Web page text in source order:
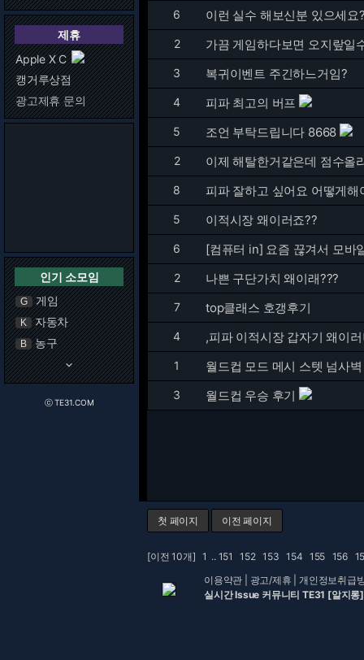
제휴
Apple X C
캥거루상점
광고제휴 문의
인기 소모임
G 게임
K 자동차
B 농구
keyboard_arrow_down
ⓒ TE31.COM
6 이런 실수 해보신분 있으세요
2 가끔 게임하다보면 오지랖일
3 복귀이벤트 주긴하느거임?
4 피파 최고의 버프
5 조언 부탁드립니다 8668
2 이제 해탈한거같은데 점수올
8 피파 잘하고 싶어요 어떻게해
5 이적시장 왜이러죠??
6 [컴퓨터 in] 요즘 끊겨서 모바
2 나쁜 구단가치 왜이래???
7 top클래스 호갱후기
4 ,피파 이적시장 갑자기 왜이
1 월드컵 모드 메시 스텟 넘사
3 월드컵 우승 후기
첫 페이지 이전 페이지
[이전 10개] 1 ..151 152 153 154 155 156
이용약관
광고/제휴 |개인정보취급
실시간 Issue 커뮤니티 TE31 [알지